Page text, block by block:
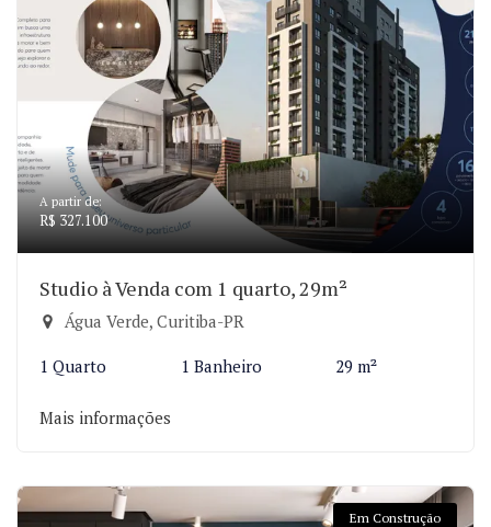
A partir de:
R$ 327.100
Studio à Venda com 1 quarto, 29m²
Água Verde, Curitiba-PR
1 Quarto 1 Banheiro 29 m²
Mais informações
Em Construção